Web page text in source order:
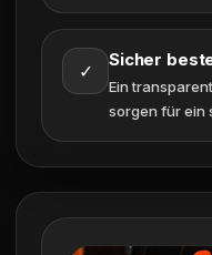
✓
Sicher
Ein
sorgen für ein